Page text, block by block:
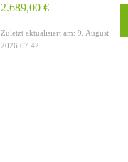
2.689,00 €
Zuletzt aktualisiert am: 9. August
2026 07:42